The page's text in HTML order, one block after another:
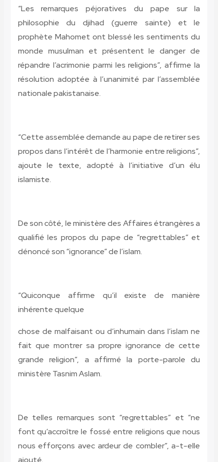
“Les remarques péjoratives du pape sur la
philosophie du djihad (guerre sainte) et le
prophète Mahomet ont blessé les sentiments du
monde musulman et présentent le danger de
répandre l’acrimonie parmi les religions”, affirme la
résolution adoptée à l’unanimité par l’assemblée
nationale pakistanaise.
“Cette assemblée demande au pape de retirer ses
propos dans l’intérêt de l’harmonie entre religions”,
ajoute le texte, adopté à l’initiative d’un élu
islamiste.
De son côté, le ministère des Affaires étrangères a
qualifié les propos du pape de “regrettables” et
dénoncé son “ignorance” de l’islam.
“Quiconque affirme qu’il existe de manière
inhérente quelque
chose de malfaisant ou d’inhumain dans l’islam ne
fait que montrer sa propre ignorance de cette
grande religion”, a affirmé la porte-parole du
ministère Tasnim Aslam.
De telles remarques sont “regrettables” et “ne
font qu’accroître le fossé entre religions que nous
nous efforçons avec ardeur de combler”, a-t-elle
ajouté.